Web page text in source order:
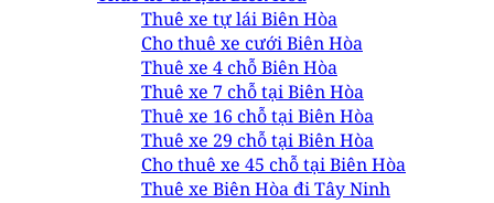
Thuê xe tự lái Biên Hòa
Cho thuê xe cưới Biên Hòa
Thuê xe 4 chỗ Biên Hòa
Thuê xe 7 chỗ tại Biên Hòa
Thuê xe 16 chỗ tại Biên Hòa
Thuê xe 29 chỗ tại Biên Hòa
Cho thuê xe 45 chỗ tại Biên Hòa
Thuê xe Biên Hòa đi Tây Ninh